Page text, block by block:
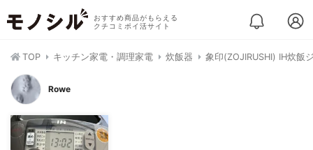
おすすめ商品がもらえる
クチコミポイ活サイト
TOP キッチン家電・調理家電 炊飯器 象印(ZOJIRUSHI) IH炊飯
Rowe